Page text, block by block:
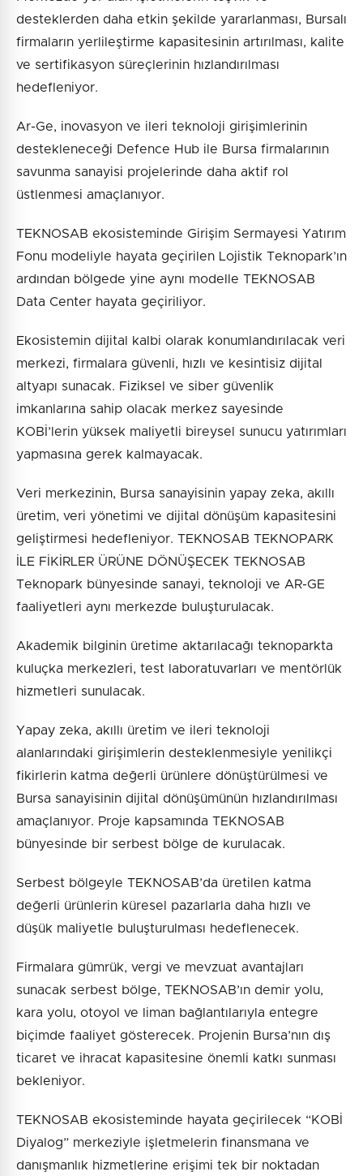
desteklerden daha etkin şekilde yararlanması, Bursalı
firmaların yerlileştirme kapasitesinin artırılması, kalite
ve sertifikasyon süreçlerinin hızlandırılması
hedefleniyor.
Ar-Ge, inovasyon ve ileri teknoloji girişimlerinin
destekleneceği Defence Hub ile Bursa firmalarının
savunma sanayisi projelerinde daha aktif rol
üstlenmesi amaçlanıyor.
TEKNOSAB ekosisteminde Girişim Sermayesi Yatırım
Fonu modeliyle hayata geçirilen Lojistik Teknopark’ın
ardından bölgede yine aynı modelle TEKNOSAB
Data Center hayata geçiriliyor.
Ekosistemin dijital kalbi olarak konumlandırılacak veri
merkezi, firmalara güvenli, hızlı ve kesintisiz dijital
altyapı sunacak. Fiziksel ve siber güvenlik
imkanlarına sahip olacak merkez sayesinde
KOBİ’lerin yüksek maliyetli bireysel sunucu yatırımları
yapmasına gerek kalmayacak.
Veri merkezinin, Bursa sanayisinin yapay zeka, akıllı
üretim, veri yönetimi ve dijital dönüşüm kapasitesini
geliştirmesi hedefleniyor. TEKNOSAB TEKNOPARK
İLE FİKİRLER ÜRÜNE DÖNÜŞECEK TEKNOSAB
Teknopark bünyesinde sanayi, teknoloji ve AR-GE
faaliyetleri aynı merkezde buluşturulacak.
Akademik bilginin üretime aktarılacağı teknoparkta
kuluçka merkezleri, test laboratuvarları ve mentörlük
hizmetleri sunulacak.
Yapay zeka, akıllı üretim ve ileri teknoloji
alanlarındaki girişimlerin desteklenmesiyle yenilikçi
fikirlerin katma değerli ürünlere dönüştürülmesi ve
Bursa sanayisinin dijital dönüşümünün hızlandırılması
amaçlanıyor. Proje kapsamında TEKNOSAB
bünyesinde bir serbest bölge de kurulacak.
Serbest bölgeyle TEKNOSAB’da üretilen katma
değerli ürünlerin küresel pazarlarla daha hızlı ve
düşük maliyetle buluşturulması hedeflenecek.
Firmalara gümrük, vergi ve mevzuat avantajları
sunacak serbest bölge, TEKNOSAB’ın demir yolu,
kara yolu, otoyol ve liman bağlantılarıyla entegre
biçimde faaliyet gösterecek. Projenin Bursa’nın dış
ticaret ve ihracat kapasitesine önemli katkı sunması
bekleniyor.
TEKNOSAB ekosisteminde hayata geçirilecek “KOBİ
Diyalog” merkeziyle işletmelerin finansmana ve
danışmanlık hizmetlerine erişimi tek bir noktadan